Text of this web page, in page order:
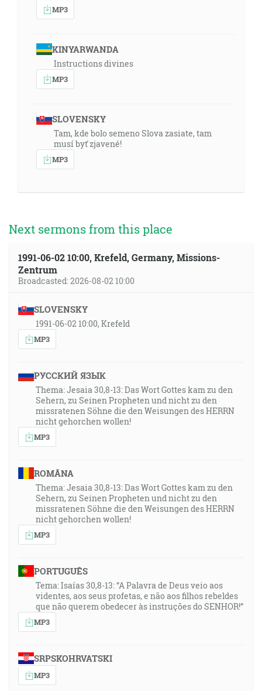
MP3
KINYARWANDA
Instructions divines
MP3
SLOVENSKY
Tam, kde bolo semeno Slova zasiate, tam
musí byť zjavené!
MP3
Next sermons from this place
1991-06-02 10:00, Krefeld, Germany, Missions-
Zentrum
Broadcasted: 2026-08-02 10:00
SLOVENSKY
1991-06-02 10:00, Krefeld
MP3
РУССКИЙ ЯЗЫК
Thema: Jesaia 30,8-13: Das Wort Gottes kam zu den
Sehern, zu Seinen Propheten und nicht zu den
missratenen Söhne die den Weisungen des HERRN
nicht gehorchen wollen!
MP3
ROMÂNA
Thema: Jesaia 30,8-13: Das Wort Gottes kam zu den
Sehern, zu Seinen Propheten und nicht zu den
missratenen Söhne die den Weisungen des HERRN
nicht gehorchen wollen!
MP3
PORTUGUÊS
Tema: Isaías 30,8-13: “A Palavra de Deus veio aos
videntes, aos seus profetas, e não aos filhos rebeldes
que não querem obedecer às instruções do SENHOR!”
MP3
SRPSKOHRVATSKI
MP3